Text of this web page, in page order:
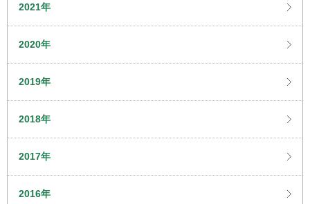
2021年
2020年
2019年
2018年
2017年
2016年